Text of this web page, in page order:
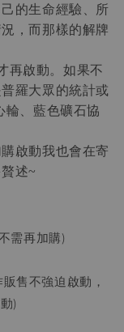
的生命經驗、所
，而那樣的解牌
再啟動。如果不
羅大眾的統計或
輪、藍色礦石協
啟動我也會在寄
述~
需再加購)
售不強迫啟動，
)